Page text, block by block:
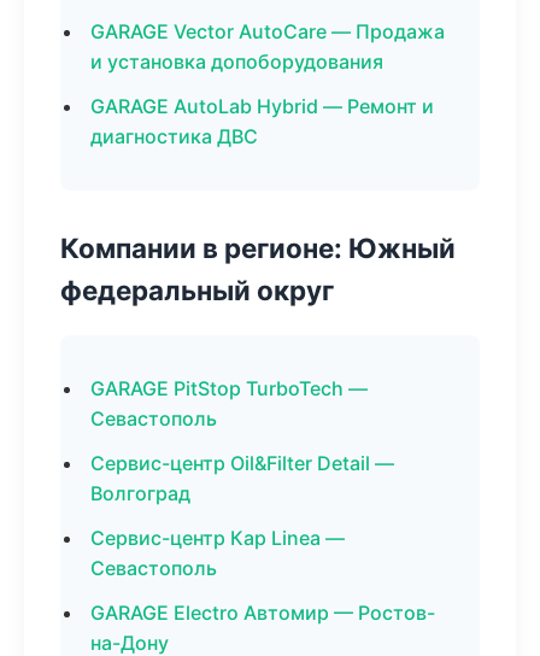
GARAGE Vector AutoCare — Продажа
и установка допоборудования
GARAGE AutoLab Hybrid — Ремонт и
диагностика ДВС
Компании в регионе: Южный
федеральный округ
GARAGE PitStop TurboTech —
Севастополь
Сервис-центр Oil&Filter Detail —
Волгоград
Сервис-центр Кар Linea —
Севастополь
GARAGE Electro Автомир — Ростов-
на-Дону